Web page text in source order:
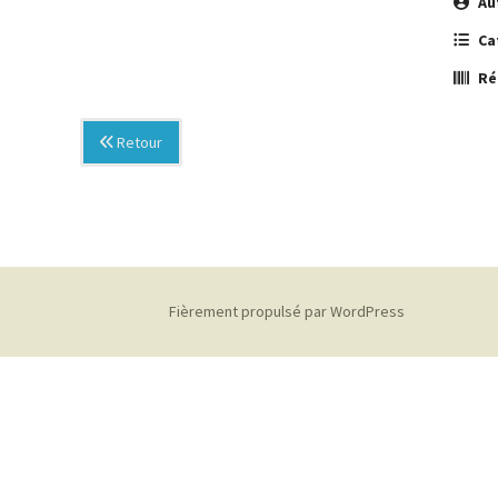
Retour
Fièrement propulsé par WordPress